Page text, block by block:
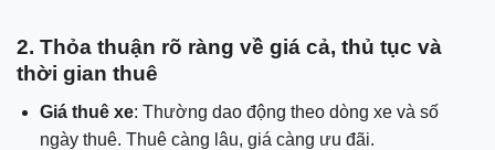
2. Thỏa thuận rõ ràng về giá cả, thủ tục và
thời gian thuê
Giá thuê xe: Thường dao động theo dòng xe và số
ngày thuê. Thuê càng lâu, giá càng ưu đãi.